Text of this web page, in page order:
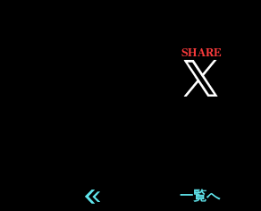
SHARE
一覧へ